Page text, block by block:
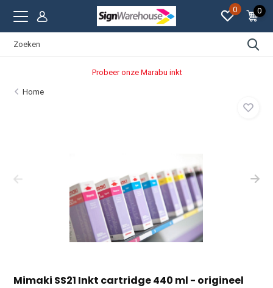
0 0
Probeer onze Marabu inkt
Home
Mimaki SS21 Inkt cartridge 440 ml - origineel